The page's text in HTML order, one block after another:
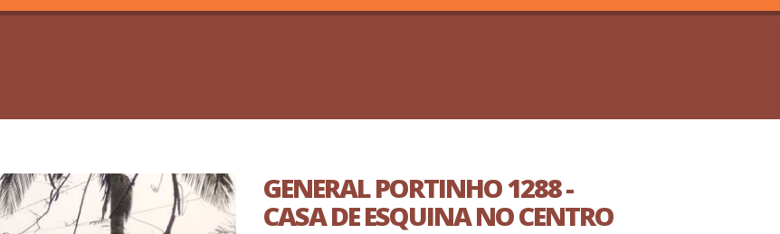
GENERAL PORTINHO 1288 -
CASA DE ESQUINA NO CENTRO